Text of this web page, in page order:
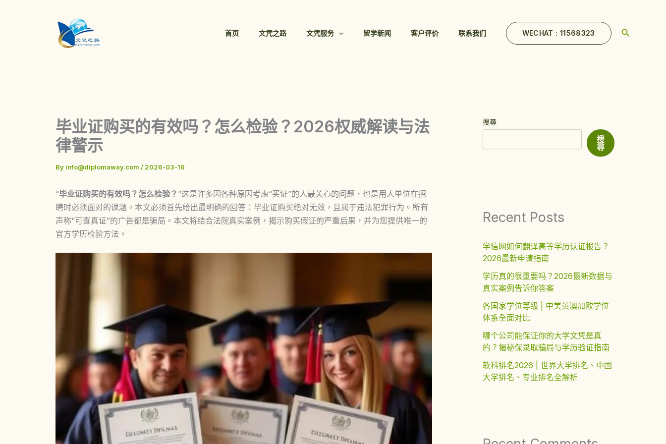
首页 文凭之路 文凭服务 留学新闻 客户评价 联系我们 WECHAT : 11568323 Search
毕业证购买的有效吗？怎么检验？2026权威解读与法
律警示
By info@diplomaway.com / 2026-03-16
“毕业证购买的有效吗？怎么检验？ ”这是许多因各种原因考虑“买证”的人最关心的问题，也是用人单位在招
聘时必须面对的课题。本文必须首先给出最明确的回答： 毕业证购买绝对无效，且属于违法犯罪行为 。所有
声称“可查真证”的广告都是骗局。本文将结合法院真实案例，揭示购买假证的严重后果，并为您提供唯一的
官方学历检验方法。
搜尋
搜
尋
Recent Posts
学信网如何翻译高等学历认证报告？
2026最新申请指南
学历真的很重要吗？2026最新数据与
真实案例告诉你答案
各国家学位等级 | 中美英澳加欧学位
体系全面对比
哪个公司能保证你的大学文凭是真
的？揭秘保录取骗局与学历验证指南
软科排名2026 | 世界大学排名、中国
大学排名、专业排名全解析